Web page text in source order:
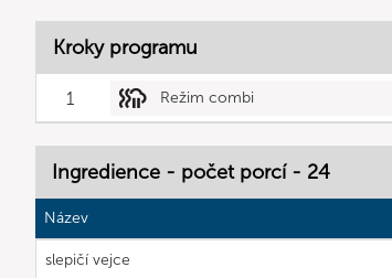
Kroky programu
1 Režim combi
Ingredience - počet porcí - 24
Název
slepičí vejce